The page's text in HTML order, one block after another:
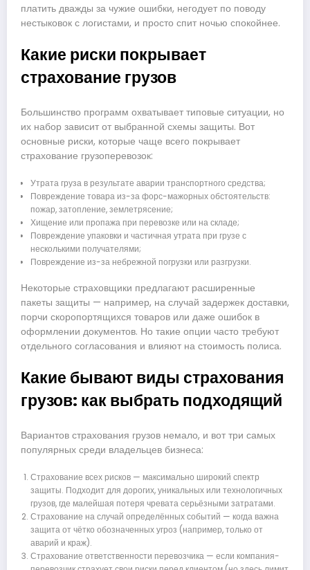
платить дважды за чужие ошибки, негодует по поводу
нестыковок с логистами, и просто спит ночью спокойнее.
Какие риски покрывает
страхование грузов
Большинство программ охватывает типовые ситуации, но
их набор зависит от выбранной схемы защиты. Вот
основные риски, которые чаще всего покрывает
страхование грузоперевозок:
Утрата груза в результате аварии транспортного средства;
Повреждение товара из-за форс-мажорных обстоятельств:
пожар, затопление, землетрясение;
Хищение или пропажа при перевозке или на складе;
Повреждение упаковки и частичная утрата при грузе с
несколькими получателями;
Повреждение из-за небрежной погрузки или разгрузки.
Некоторые страховщики предлагают расширенные
пакеты защиты — например, на случай задержек доставки,
порчи скоропортящихся товаров или даже ошибок в
оформлении документов. Но такие опции часто требуют
отдельного согласования и влияют на стоимость полиса.
Какие бывают виды страхования
грузов: как выбрать подходящий
Вариантов страхования грузов немало, и вот три самых
популярных среди владельцев бизнеса:
Страхование всех рисков — максимально широкий спектр
защиты. Подходит для дорогих, уникальных или технологичных
грузов, где малейшая потеря чревата серьёзными затратами.
Страхование на случай определённых событий — когда важна
защита от чётко обозначенных угроз (например, только от
аварий и краж).
Страхование ответственности перевозчика — если компания-